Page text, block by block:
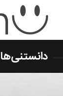
دانستنی‌ها